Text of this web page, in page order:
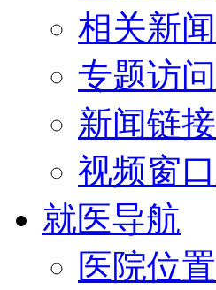
相关新闻
专题访问
新闻链接
视频窗口
就医导航
医院位置